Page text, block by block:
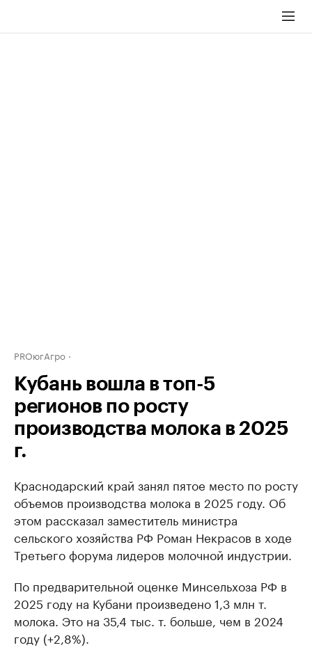
PROюгАгро
Кубань вошла в топ-5
регионов по росту
производства молока в 2025
г.
Краснодарский край занял пятое место по росту
объемов производства молока в 2025 году. Об
этом рассказал заместитель министра
сельского хозяйства РФ Роман Некрасов в ходе
Третьего форума лидеров молочной индустрии.
По предварительной оценке Минсельхоза РФ в
2025 году на Кубани произведено 1,3 млн т.
молока. Это на 35,4 тыс. т. больше, чем в 2024
году (+2,8%).